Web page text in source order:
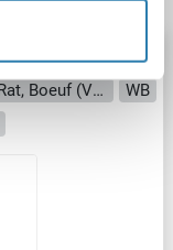
Reactivité: Humain, Souris, Rat, Boeuf (Vache), Chien, Cobaye, Cheval, Lapin, Poisson zèbre (Danio rerio), Mouton
WB